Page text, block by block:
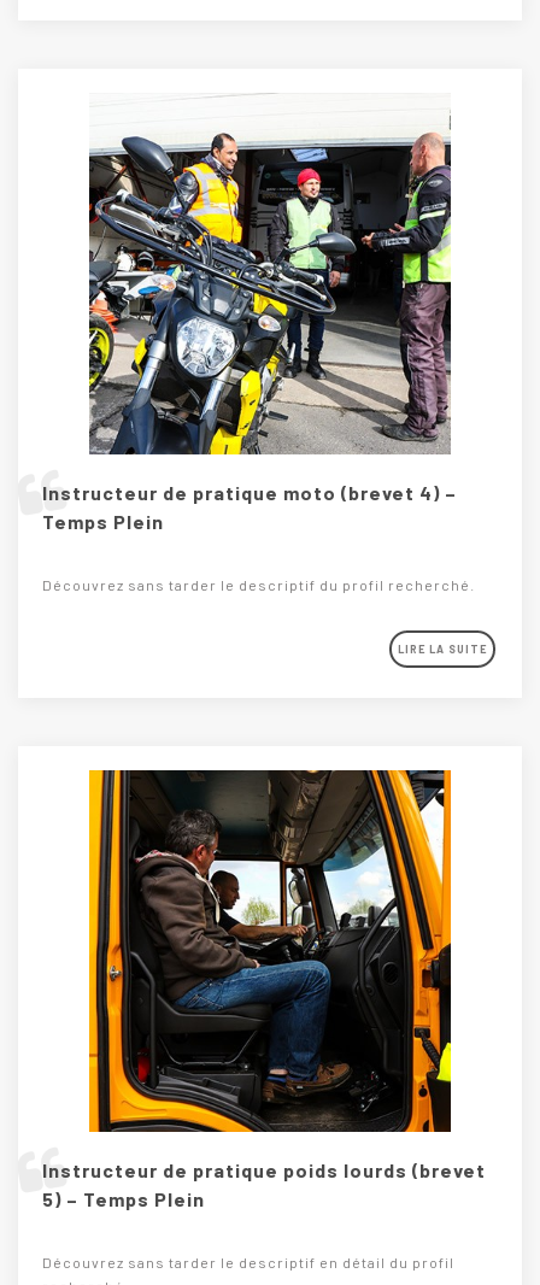
Instructeur de pratique moto (brevet 4) –
Temps Plein
Découvrez sans tarder le descriptif du profil recherché.
LIRE LA SUITE
Instructeur de pratique poids lourds (brevet
5) – Temps Plein
Découvrez sans tarder le descriptif en détail du profil